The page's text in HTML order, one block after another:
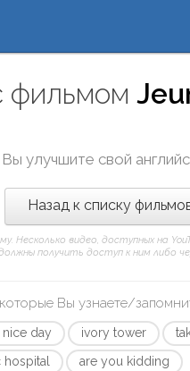
фильмом
Вы улучшите свой
Назад к списку
Несколько видео, доступных на
получить доступ к ним либо
Вы узнаете/
nice day ivory tower
are you kidding